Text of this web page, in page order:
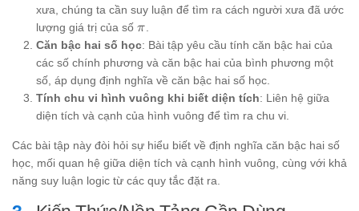
xưa, chúng ta cần suy luận để tìm ra cách người xưa đã ước
lượng giá trị của số \pi
π
Căn bậc hai số học: Bài tập yêu cầu tính căn bậc hai của
các số chính phương và căn bậc hai của bình phương một
số, áp dụng định nghĩa về căn bậc hai số học.
Tính chu vi hình vuông khi biết diện tích: Liên hệ giữa
diện tích và cạnh của hình vuông để tìm ra chu vi.
Các bài tập này đòi hỏi sự hiểu biết về định nghĩa căn bậc hai số
học, mối quan hệ giữa diện tích và cạnh hình vuông, cùng với khả
năng suy luận logic từ các quy tắc đặt ra.